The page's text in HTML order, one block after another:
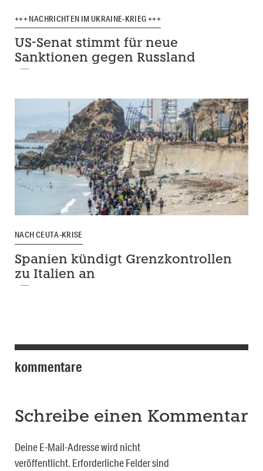
+++ NACHRICHTEN IM UKRAINE-KRIEG +++
US-Senat stimmt für neue
Sanktionen gegen Russland
NACH CEUTA-KRISE
Spanien kündigt Grenzkontrollen
zu Italien an
kommentare
Schreibe einen Kommentar
Deine E-Mail-Adresse wird nicht
veröffentlicht. Erforderliche Felder sind